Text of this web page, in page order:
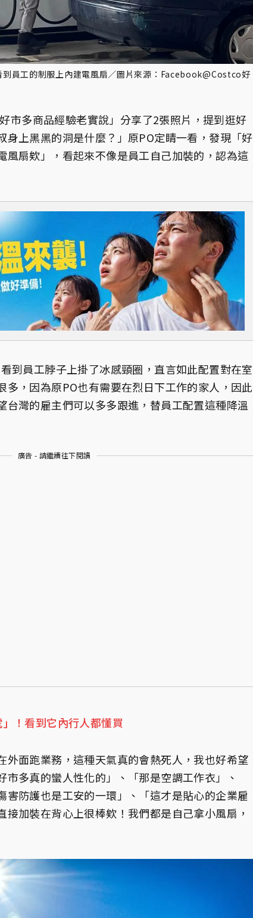
員工的制服上內建電風扇／圖片來源：Facebook@Costco好
市多商品經驗老實說」分享了2張照片，提到逛好
身上黑黑的洞是什麼？」原PO定睛一看，發現「好
風扇欸」，看起來不像是員工自己加裝的，認為這
到員工脖子上掛了冰感頸圈，直言如此配置對在室
多，因為原PO也有需要在烈日下工作的家人，因此
台灣的雇主們可以多多跟進，替員工配置這種降溫
廣告 - 請繼續往下閱讀
！看到它內行人都懂買
外面跑業務，這種天氣真的會熱死人，我也好希望
多真的蠻人性化的」、「那是空調工作衣」、
害防護也是工安的一環」、「這才是貼心的企業雇
加裝在背心上很棒欸！我們都是自己拿小風扇，